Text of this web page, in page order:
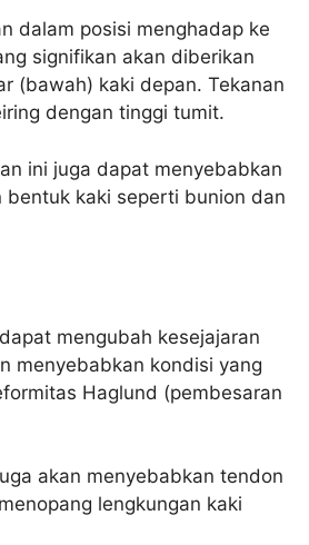
dalam posisi menghadap ke
signifikan akan diberikan
(bawah) kaki depan. Tekanan
dengan tinggi tumit.
ini juga dapat menyebabkan
bentuk kaki seperti bunion dan
mengubah kesejajaran
menyebabkan kondisi yang
Haglund (pembesaran
akan menyebabkan tendon
lengkungan kaki